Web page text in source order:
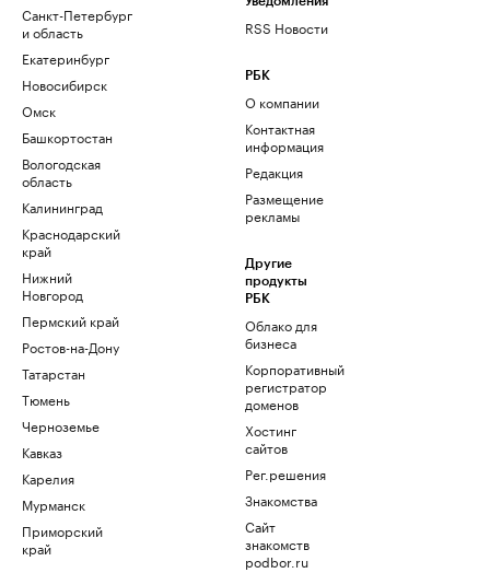
Санкт-Петербург
и область
Екатеринбург
Новосибирск
Омск
Башкортостан
Вологодская
область
Калининград
Краснодарский
край
Нижний
Новгород
Пермский край
Ростов-на-Дону
Татарстан
Тюмень
Черноземье
Кавказ
Карелия
Мурманск
Приморский
край
RSS Новости
РБК
О компании
Контактная
информация
Редакция
Размещение
рекламы
Другие
продукты
РБК
Облако для
бизнеса
Корпоративный
регистратор
доменов
Хостинг
сайтов
Рег.решения
Знакомства
Сайт
знакомств
podbor.ru